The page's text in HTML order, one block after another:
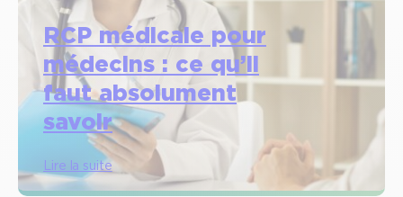
RCP médicale pour
médecins : ce qu’il
faut absolument
savoir
Lire la suite